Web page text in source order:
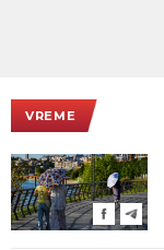
VREME